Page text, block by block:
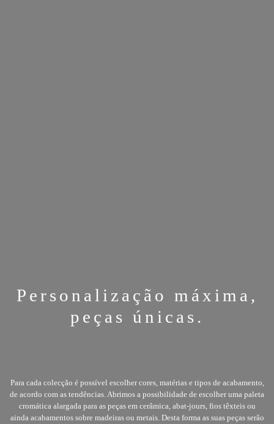
Personalização máxima,
peças únicas.
Para cada colecção é possível escolher cores, matérias e tipos de acabamento,
de acordo com as tendências. Abrimos a possibilidade de escolher uma paleta
cromática alargada para as peças em cerâmica, abat-jours, fios têxteis ou
ainda acabamentos sobre madeiras ou metais. Desta forma as suas peças serão